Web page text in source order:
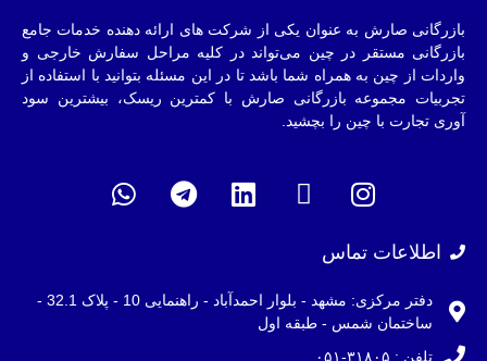
بازرگانی صارش به عنوان یکی از شرکت های ارائه دهنده خدمات جامع
بازرگانی مستقر در چین می‌تواند در کلیه مراحل سفارش خارجی و
واردات از چین به همراه شما باشد تا در این مسئله بتوانید با استفاده از
تجربیات مجموعه بازرگانی صارش با کمترین ریسک، بیشترین سود
آوری تجارت با چین را بچشید.
اطلاعات تماس
دفتر مرکزی: مشهد - بلوار احمدآباد - راهنمایی 10 - پلاک 32.1 -
ساختمان شمس - طبقه اول
تلفن : ۳۱۸۰۵-۰۵۱